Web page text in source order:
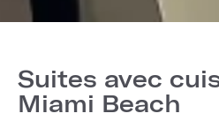
Suites avec
Miami Beach